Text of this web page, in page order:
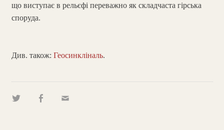
що виступає в рельєфі переважно як складчаста гірська
споруда.
Див. також: Геосинкліналь.